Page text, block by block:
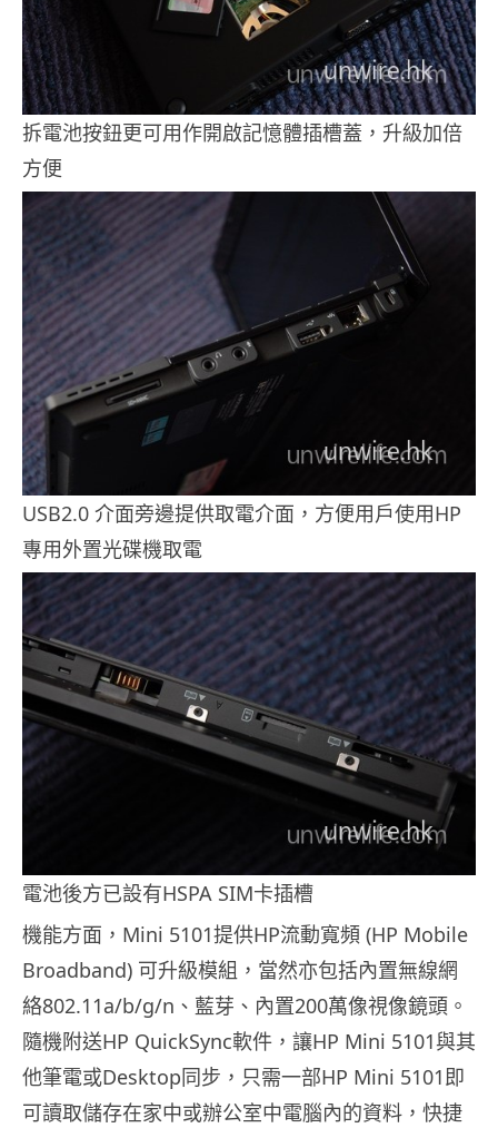
拆電池按鈕更可用作開啟記憶體插槽蓋，升級加倍
方便
USB2.0 介面旁邊提供取電介面，方便用戶使用HP
專用外置光碟機取電
電池後方已設有HSPA SIM卡插槽
機能方面，Mini 5101提供HP流動寬頻 (HP Mobile
Broadband) 可升級模組，當然亦包括內置無線網
絡802.11a/b/g/n、藍芽、內置200萬像視像鏡頭。
隨機附送HP QuickSync軟件，讓HP Mini 5101與其
他筆電或Desktop同步，只需一部HP Mini 5101即
可讀取儲存在家中或辦公室中電腦內的資料，快捷